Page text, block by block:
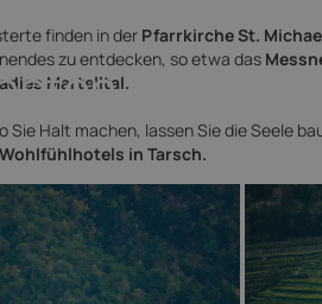
Hotels
finden in der Pfarrkirche St.
zu entdecken, so etwa das
Martelltal.
Sie Halt machen, lassen Sie die Seele
Wohlfühlhotels in Tarsch.